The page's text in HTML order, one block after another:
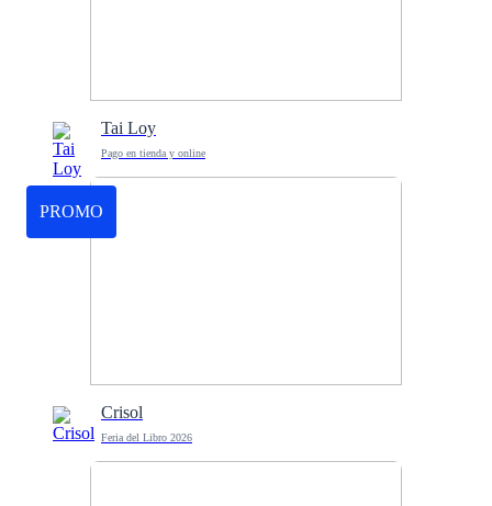
Tai Loy
Pago en tienda y online
PROMO
Crisol
Feria del Libro 2026